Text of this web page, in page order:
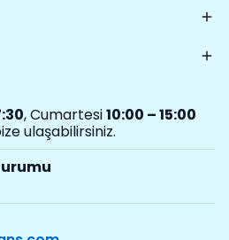
, Cumartesi10:00 – 15:00
ulaşabilirsiniz.